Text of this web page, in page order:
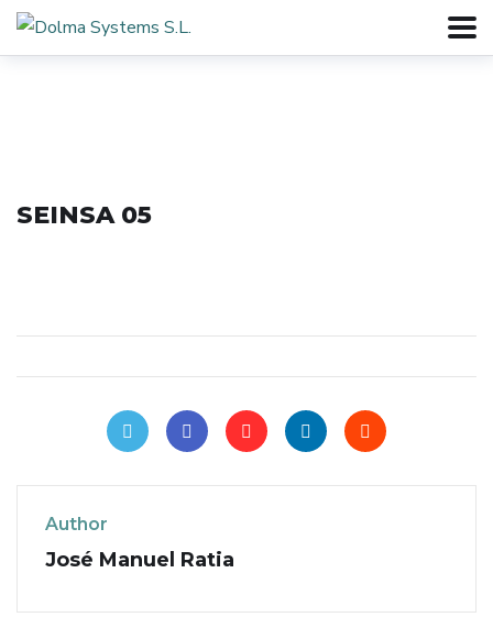
SEINSA 05
Author
José Manuel Ratia